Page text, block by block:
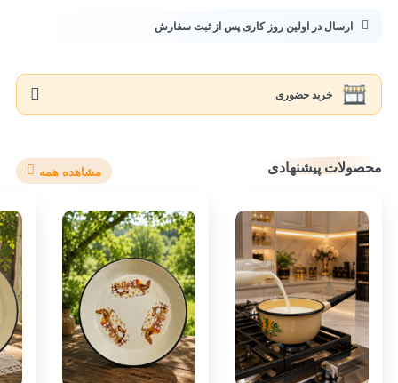
ارسال در اولین روز کاری پس از ثبت سفارش
خرید حضوری
محصولات پیشنهادی مشاهده همه